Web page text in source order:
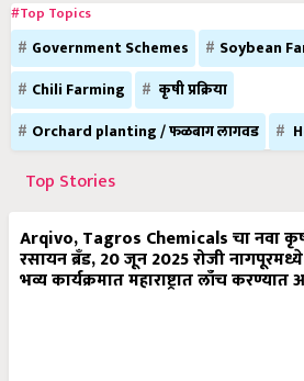
#Top Topics
Government Schemes Soybean
Chili Farming
कृषी प्रक्रिया
Orchard planting / फळबाग लागवड
Top Stories
Arqivo, Tagros Chemicals चा नवा
रसायन ब्रँड, 20 जून 2025 रोजी नागपूरमध्ये
भव्य कार्यक्रमात महाराष्ट्रात लाँच